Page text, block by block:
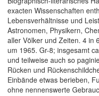
exacten Wissenschaften
Lebensverhältnisse und
Astronomen, Physikern,
aller Völker und Zeiten. 4 in
um 1965. Gr-8; insgesamt
und teilweise auch so
Rücken und
Einbände etwas berieben,
ohne nennenswerte